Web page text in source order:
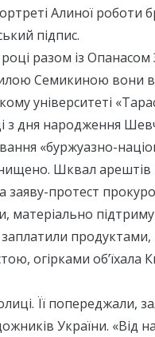
Алиної роботи
підпис.
разом із
Семикиною вони
університеті
з дня народження
«буржуазно-
Шквал арештів
заяву-протест
матеріально
заплатили
огірками об’їхала
Її попереджали,
України. «Від